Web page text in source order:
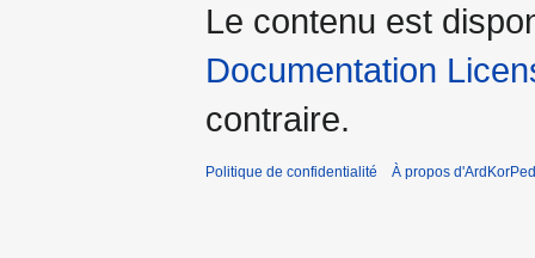
Le contenu est
Documentation
contraire.
Politique de confidentialité À propos